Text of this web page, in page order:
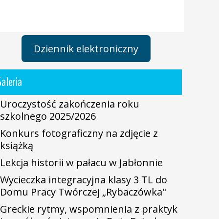
Dziennik elektroniczny
Uroczystość zakończenia roku
szkolnego 2025/2026
Konkurs fotograficzny na zdjęcie z
książką
Lekcja historii w pałacu w Jabłonnie
Wycieczka integracyjna klasy 3 TL do
Domu Pracy Twórczej „Rybaczówka"
Greckie rytmy, wspomnienia z praktyk